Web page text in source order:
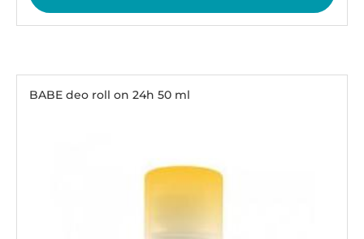
BABE deo roll on 24h 50 ml